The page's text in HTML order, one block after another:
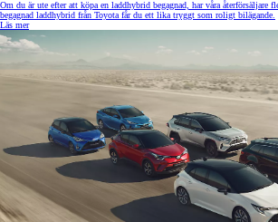
Om du är ute efter att köpa en laddhybrid begagnad, har våra återförsäljare
begagnad laddhybrid från Toyota får du ett lika tryggt som roligt bilägande.
Läs mer